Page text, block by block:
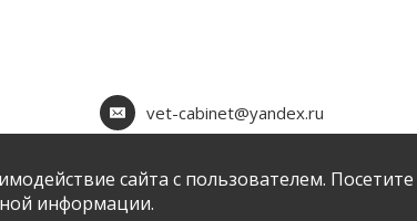
vet-cabinet@yandex.ru
сайта с пользователем. Посетите
информации.